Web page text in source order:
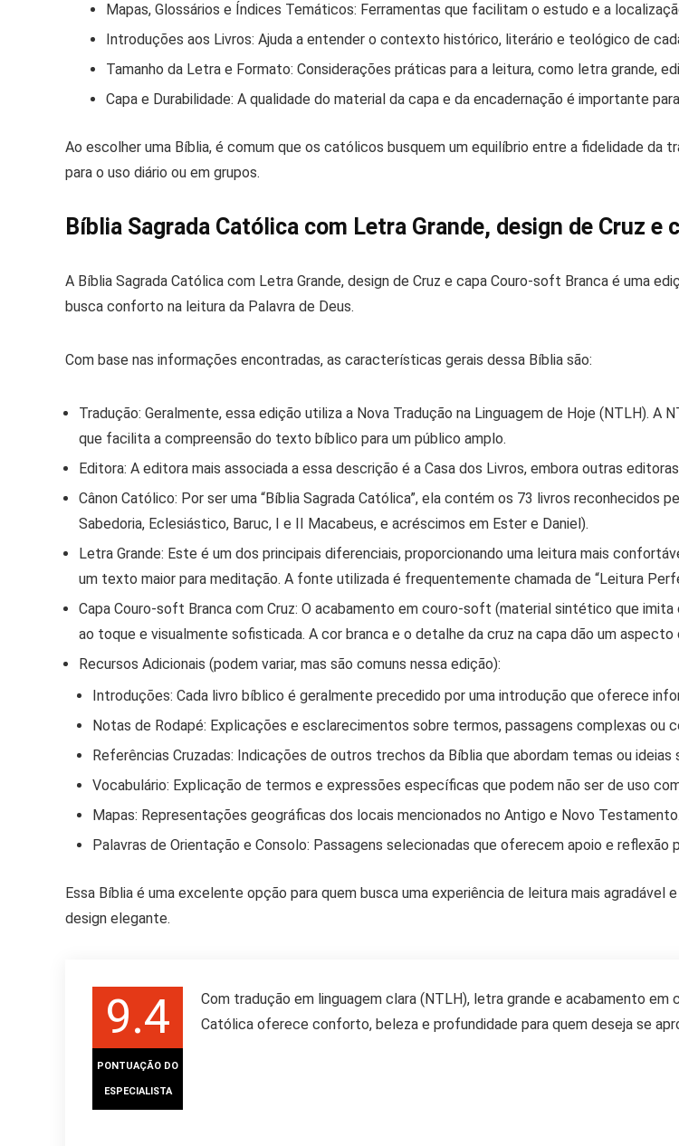
Mapas, Glossários e Índices Temáticos: Ferramentas que facilitam o estudo e a
Introduções aos Livros: Ajuda a entender o contexto histórico, literário e teológico de
Tamanho da Letra e Formato: Considerações práticas para a leitura, como letra grande,
Capa e Durabilidade: A qualidade do material da capa e da encadernação é importante
Ao escolher uma Bíblia, é comum que os católicos busquem um equilíbrio entre a fidelidade
para o uso diário ou em grupos.
Bíblia Sagrada Católica com Letra Grande, design de Cruz e
A Bíblia Sagrada Católica com Letra Grande, design de Cruz e capa Couro-soft Branca é uma
busca conforto na leitura da Palavra de Deus.
Com base nas informações encontradas, as características gerais dessa Bíblia são:
Tradução: Geralmente, essa edição utiliza a Nova Tradução na Linguagem de Hoje (NTLH). A
que facilita a compreensão do texto bíblico para um público amplo.
Editora: A editora mais associada a essa descrição é a Casa dos Livros, embora outras
Cânon Católico: Por ser uma “Bíblia Sagrada Católica”, ela contém os 73 livros reconhecidos
Sabedoria, Eclesiástico, Baruc, I e II Macabeus, e acréscimos em Ester e Daniel).
Letra Grande: Este é um dos principais diferenciais, proporcionando uma leitura mais
um texto maior para meditação. A fonte utilizada é frequentemente chamada de “Leitura
Capa Couro-soft Branca com Cruz: O acabamento em couro-soft (material sintético que imita
ao toque e visualmente sofisticada. A cor branca e o detalhe da cruz na capa dão um
Recursos Adicionais (podem variar, mas são comuns nessa edição):
Introduções: Cada livro bíblico é geralmente precedido por uma introdução que oferece
Notas de Rodapé: Explicações e esclarecimentos sobre termos, passagens complexas ou
Referências Cruzadas: Indicações de outros trechos da Bíblia que abordam temas ou ideias
Vocabulário: Explicação de termos e expressões específicas que podem não ser de uso
Mapas: Representações geográficas dos locais mencionados no Antigo e Novo Testamento.
Palavras de Orientação e Consolo: Passagens selecionadas que oferecem apoio e reflexão
Essa Bíblia é uma excelente opção para quem busca uma experiência de leitura mais
design elegante.
9.4
PONTUAÇÃO DO
ESPECIALISTA
Com tradução em linguagem clara (NTLH), letra grande e acabamento
Católica oferece conforto, beleza e profundidade para quem deseja se